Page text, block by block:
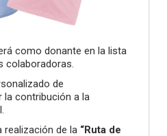
como donante en la lista
colaboradoras.
de
contribución a la
realización de la “Ruta de